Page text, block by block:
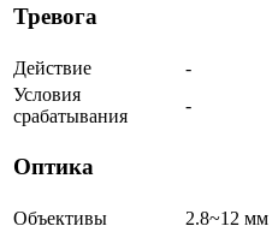
Тревога
Действие
-
Условия
срабатывания
-
Оптика
Объективы
2.8~12 мм